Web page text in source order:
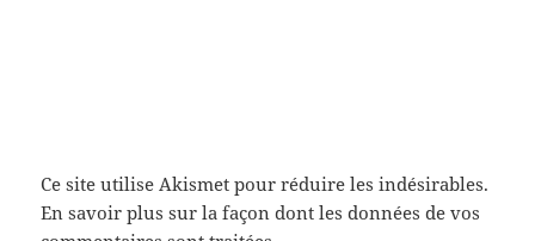
Ce site utilise Akismet pour réduire les indésirables.
En savoir plus sur la façon dont les données de vos